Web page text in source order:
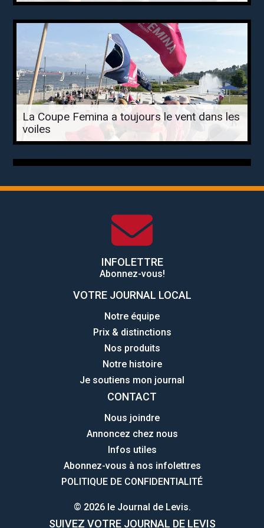
La Coupe Femina a toujours le vent dans les
voiles
INFOLETTRE
Abonnez-vous!
VOTRE JOURNAL LOCAL
Notre équipe
Prix & distinctions
Nos produits
Notre histoire
Je soutiens mon journal
CONTACT
Nous joindre
Annoncez chez nous
Infos utiles
Abonnez-vous à nos infolettres
POLITIQUE DE CONFIDENTIALITÉ
© 2026 le Journal de Levis.
SUIVEZ VOTRE JOURNAL DE LEVIS